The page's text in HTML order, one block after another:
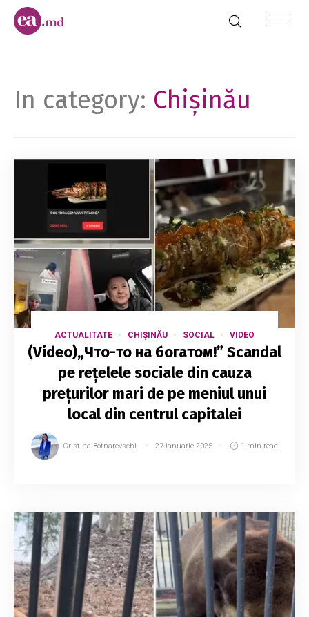
In category: Chișinău
ACTUALITATE CHIȘINĂU SOCIAL VIDEO
(Video)„Что-то на богатом!” Scandal
pe rețelele sociale din cauza
prețurilor mari de pe meniul unui
local din centrul capitalei
Cristina Botnarevschi 27 ianuarie 2025 1 min read